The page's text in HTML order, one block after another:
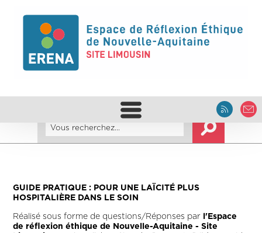
GUIDE PRATIQUE : POUR UNE LAÏCITÉ PLUS
HOSPITALIÈRE DANS LE SOIN
Réalisé sous forme de questions/Réponses par l'Espace
de réflexion éthique de Nouvelle-Aquitaine - Site